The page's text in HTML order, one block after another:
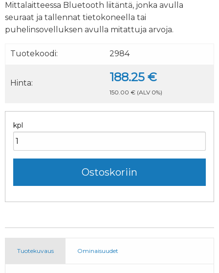
Mittalaitteessa Bluetooth liitäntä, jonka avulla
seuraat ja tallennat tietokoneella tai
puhelinsovelluksen avulla mitattuja arvoja.
Tuotekoodi: 2984
Hinta: 188.25 €
150.00 € (ALV 0%)
kpl
Tuotekuvaus Ominaisuudet